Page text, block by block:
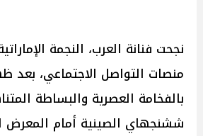
نجحت فنانة العرب، النجمة
منصات التواصل الاجتماعي، بعد
بالفخامة العصرية والبساطة
ششنجهاي الصينية أمام المعرض